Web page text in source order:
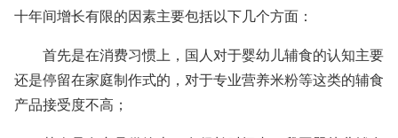
十年间增长有限的因素主要包括以下几个方面：
首先是在消费习惯上，国人对于婴幼儿辅食的认知主要
还是停留在家庭制作式的，对于专业营养米粉等这类的辅食
产品接受度不高；